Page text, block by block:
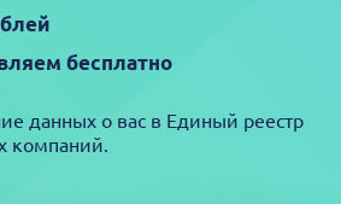
бесплатно
данных о вас в Единый реестр
компаний.